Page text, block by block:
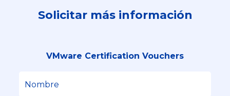
Solicitar más información
VMware Certification Vouchers